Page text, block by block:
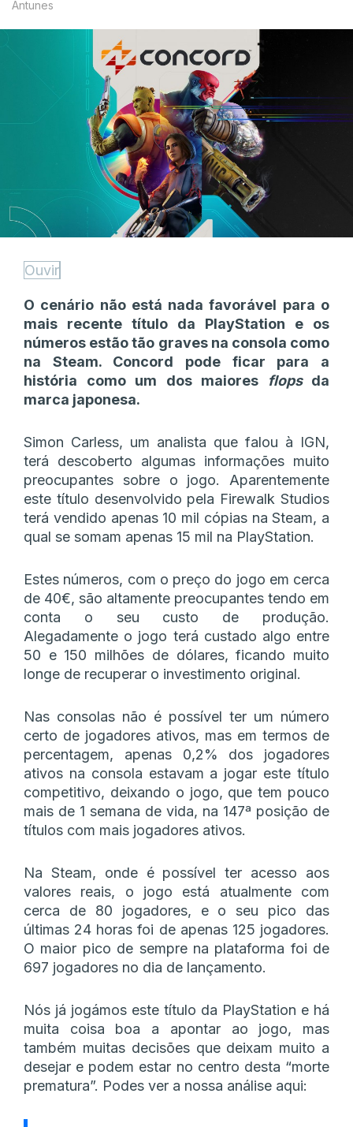
Antunes
Ouvir
O cenário não está nada favorável para o
mais recente título da PlayStation e os
números estão tão graves na consola como
na Steam. Concord pode ficar para a
história como um dos maiores
flopsda
marca japonesa.
Simon Carless, um analista que falou à IGN,
terá descoberto algumas informações muito
preocupantes sobre o jogo. Aparentemente
este título desenvolvido pela Firewalk Studios
terá vendido apenas 10 mil cópias na Steam, a
qual se somam apenas 15 mil na PlayStation.
Estes números, com o preço do jogo em cerca
de 40€, são altamente preocupantes tendo em
conta o seu custo de produção.
Alegadamente o jogo terá custado algo entre
50 e 150 milhões de dólares, ficando muito
longe de recuperar o investimento original.
Nas consolas não é possível ter um número
certo de jogadores ativos, mas em termos de
percentagem, apenas 0,2% dos jogadores
ativos na consola estavam a jogar este título
competitivo, deixando o jogo, que tem pouco
mais de 1 semana de vida, na 147ª posição de
títulos com mais jogadores ativos.
Na Steam, onde é possível ter acesso aos
valores reais, o jogo está atualmente com
cerca de 80 jogadores, e o seu pico das
últimas 24 horas foi de apenas 125 jogadores.
O maior pico de sempre na plataforma foi de
697 jogadores no dia de lançamento.
Nós já jogámos este título da PlayStation e há
muita coisa boa a apontar ao jogo, mas
também muitas decisões que deixam muito a
desejar e podem estar no centro desta “morte
prematura”. Podes ver a nossa análise aqui: